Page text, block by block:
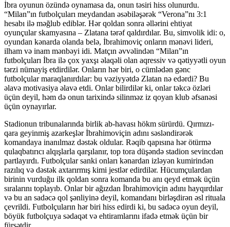
İbra oyunun özündə oynamasa da, onun təsiri hiss olunurdu.
“Milan”ın futbolçuları meydandan əsəbiləşərək “Verona”nı 3:1
hesabı ilə məğlub ediblər. Hər qoldan sonra əllərini ehtiyat
oyunçular skamyasına – Zlatana tərəf qaldırdılar. Bu, simvolik idi: o,
oyundan kənarda olanda belə, İbrahimoviç onların mənəvi lideri,
ilham və inam mənbəyi idi. Matçın əvvəlindən “Milan”ın
futbolçuları İbra ilə çox yaxşı əlaqəli olan aqressiv və qətiyyətli oyun
tərzi nümayiş etdirdilər. Onların hər biri, o cümlədən gənc
futbolçular maraqlanırdılar: bu vəziyyətdə Zlatan nə edərdi? Bu
əlavə motivasiya əlavə etdi. Onlar bilirdilər ki, onlar təkcə özləri
üçün deyil, həm də onun tarixində silinməz iz qoyan klub əfsanəsi
üçün oynayırlar.
Stadionun tribunalarında birlik ab-havası hökm sürürdü. Qırmızı-
qara geyinmiş azarkeşlər İbrahimoviçin adını səsləndirərək
komandaya inanılmaz dəstək oldular. Rəqib qapısına hər ötürmə
qulaqbatırıcı alqışlarla qarşılanır, top tora düşəndə stadion sevincdən
partlayırdı. Futbolçular sanki onları kənardan izləyən kumirindən
razılıq və dəstək axtarırmış kimi jestlər edirdilər. Hücumçulardan
birinin vurduğu ilk qoldan sonra komanda bu anı qeyd etmək üçün
sıralarını toplayıb. Onlar bir ağızdan İbrahimoviçin adını hayqırdılar
və bu an sadəcə qol şənliyinə deyil, komandanı birləşdirən əsl rituala
çevrildi. Futbolçuların hər biri hiss edirdi ki, bu sadəcə oyun deyil,
böyük futbolçuya sədaqət və ehtiramlarını ifadə etmək üçün bir